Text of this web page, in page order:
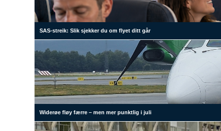
SAS-streik: Slik sjekker du om flyet ditt går
Widerøe fløy færre – men mer punktlig i juli